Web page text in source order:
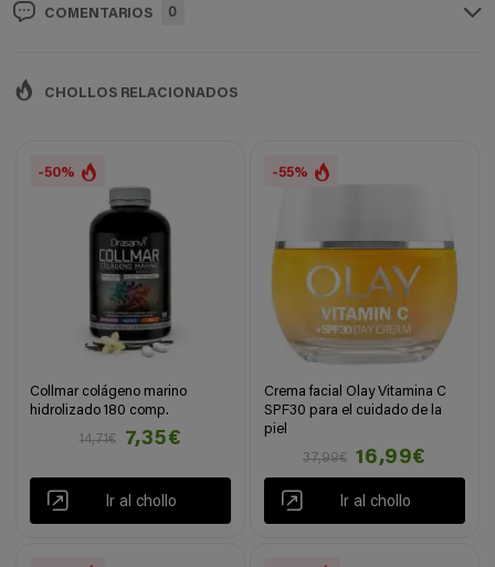
COMENTARIOS 0
CHOLLOS RELACIONADOS
-50%
Collmar colágeno marino
hidrolizado 180 comp.
14,71€
7,35€
Ir al chollo
-55%
Crema facial Olay Vitamina C
SPF30 para el cuidado de la
piel
37,99€
16,99€
Ir al chollo